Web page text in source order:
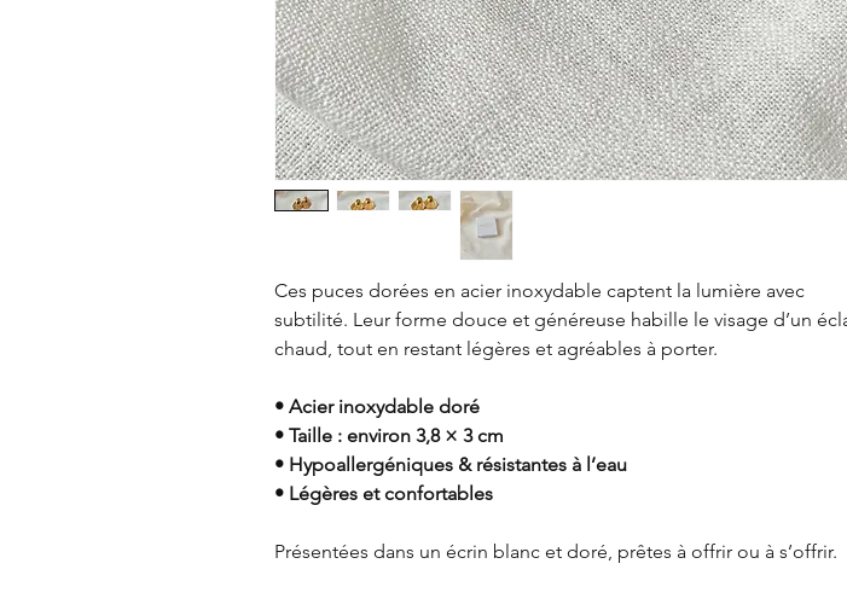
Ces puces dorées en acier inoxydable captent la lumière avec
subtilité. Leur forme douce et généreuse habille le visage d’un
chaud, tout en restant légères et agréables à porter.
• Acier inoxydable doré
• Taille : environ 3,8 × 3 cm
• Hypoallergéniques & résistantes à l’eau
• Légères et confortables
Présentées dans un écrin blanc et doré, prêtes à offrir ou à s’offrir.